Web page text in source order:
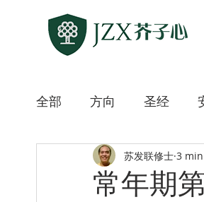
全部 方向 圣经
敲开各方宗教之门
常年期
苏发联修士 3